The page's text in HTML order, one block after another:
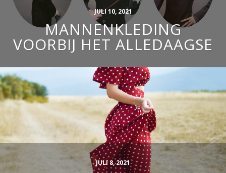
JULI 10, 2021
MANNENKLEDING
VOORBIJ HET ALLEDAAGSE
JULI 8, 2021